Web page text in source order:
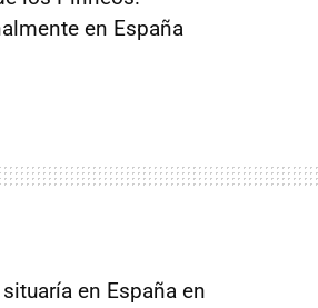
en España
en España en